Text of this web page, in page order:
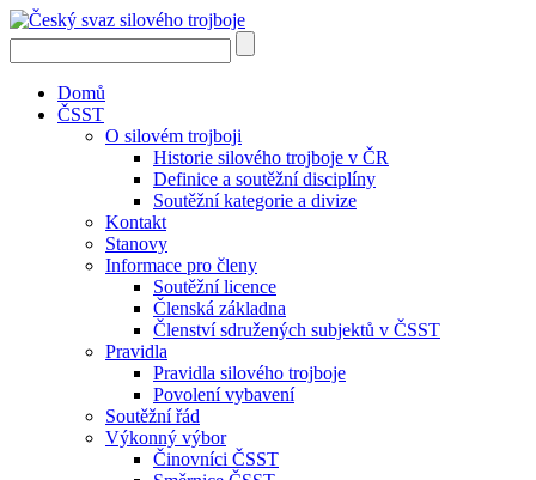
Domů
ČSST
O silovém trojboji
Historie silového trojboje v ČR
Definice a soutěžní disciplíny
Soutěžní kategorie a divize
Kontakt
Stanovy
Informace pro členy
Soutěžní licence
Členská základna
Členství sdružených subjektů v ČSST
Pravidla
Pravidla silového trojboje
Povolení vybavení
Soutěžní řád
Výkonný výbor
Činovníci ČSST